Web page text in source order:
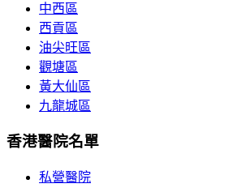
中西區
西貢區
油尖旺區
觀塘區
黃大仙區
九龍城區
香港醫院名單
私營醫院